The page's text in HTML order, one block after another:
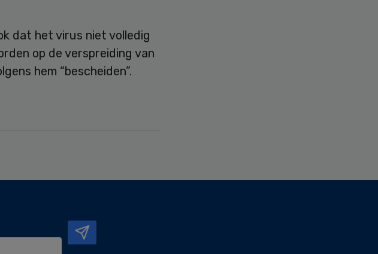
dat het virus niet volledig
op de verspreiding van
hem “bescheiden”.